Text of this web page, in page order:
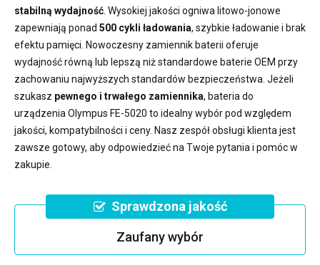
stabilną wydajność . Wysokiej jakości ogniwa litowo-jonowe
zapewniają ponad 500 cykli ładowania, szybkie ładowanie i brak
efektu pamięci. Nowoczesny zamiennik baterii oferuje
wydajność równą lub lepszą niż standardowe baterie OEM przy
zachowaniu najwyższych standardów bezpieczeństwa. Jeżeli
szukasz pewnego i trwałego zamiennika, bateria do
urządzenia Olympus FE-5020 to idealny wybór pod względem
jakości, kompatybilności i ceny. Nasz zespół obsługi klienta jest
zawsze gotowy, aby odpowiedzieć na Twoje pytania i pomóc w
zakupie.
Sprawdzona jakość
Zaufany wybór